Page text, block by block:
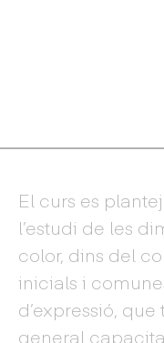
El curs es
l’estudi de les
color, dins del
inicials i
d’expressió,
general